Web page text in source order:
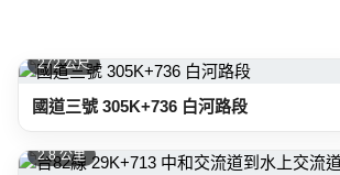
272 公尺
國道三號 305K+736 白河路段
2.8 公里